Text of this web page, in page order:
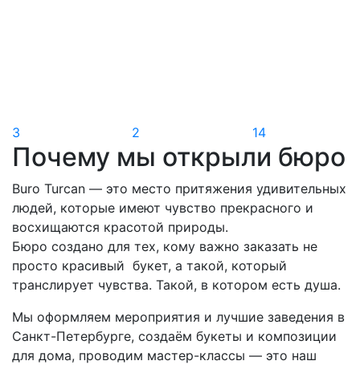
3 2 14
Почему мы открыли бюро
Buro Turcan — это место притяжения удивительных
людей, которые имеют чувство прекрасного и
восхищаются красотой природы.
Бюро создано для тех, кому важно заказать не
просто красивый букет, а такой, который
транслирует чувства. Такой, в котором есть душа.
Мы оформляем мероприятия и лучшие заведения в
Санкт-Петербурге, создаём букеты и композиции
для дома, проводим мастер-классы — это наш